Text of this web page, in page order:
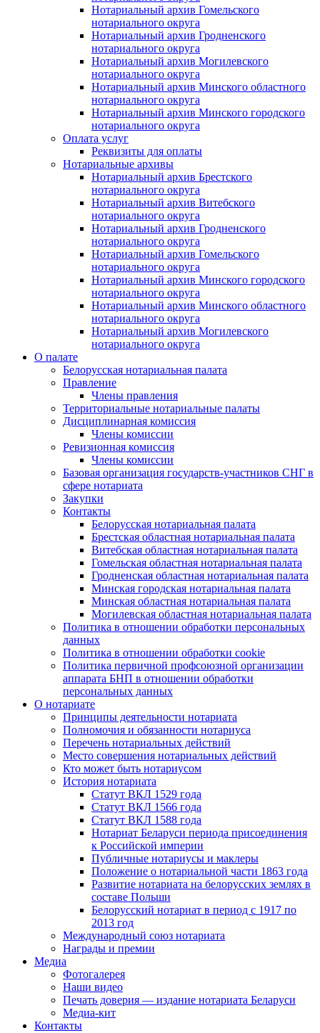
Нотариальный архив Гомельского
нотариального округа
Нотариальный архив Гродненского
нотариального округа
Нотариальный архив Могилевского
нотариального округа
Нотариальный архив Минского областного
нотариального округа
Нотариальный архив Минского городского
нотариального округа
Оплата услуг
Реквизиты для оплаты
Нотариальные архивы
Нотариальный архив Брестского
нотариального округа
Нотариальный архив Витебского
нотариального округа
Нотариальный архив Гродненского
нотариального округа
Нотариальный архив Гомельского
нотариального округа
Нотариальный архив Минского городского
нотариального округа
Нотариальный архив Минского областного
нотариального округа
Нотариальный архив Могилевского
нотариального округа
О палате
Белорусская нотариальная палата
Правление
Члены правления
Территориальные нотариальные палаты
Дисциплинарная комиссия
Члены комиссии
Ревизионная комиссия
Члены комиссии
Базовая организация государств-участников СНГ в
сфере нотариата
Закупки
Контакты
Белорусская нотариальная палата
Брестская областная нотариальная палата
Витебская областная нотариальная палата
Гомельская областная нотариальная палата
Гродненская областная нотариальная палата
Минская городская нотариальная палата
Минская областная нотариальная палата
Могилевская областная нотариальная палата
Политика в отношении обработки персональных
данных
Политика в отношении обработки cookie
Политика первичной профсоюзной организации
аппарата БНП в отношении обработки
персональных данных
О нотариате
Принципы деятельности нотариата
Полномочия и обязанности нотариуса
Перечень нотариальных действий
Место совершения нотариальных действий
Кто может быть нотариусом
История нотариата
Статут ВКЛ 1529 года
Статут ВКЛ 1566 года
Статут ВКЛ 1588 года
Нотариат Беларуси периода присоединения
к Российской империи
Публичные нотариусы и маклеры
Положение о нотариальной части 1863 года
Развитие нотариата на белорусских землях в
составе Польши
Белорусский нотариат в период с 1917 по
2013 год
Международный союз нотариата
Награды и премии
Медиа
Фотогалерея
Наши видео
Печать доверия — издание нотариата Беларуси
Медиа-кит
Контакты